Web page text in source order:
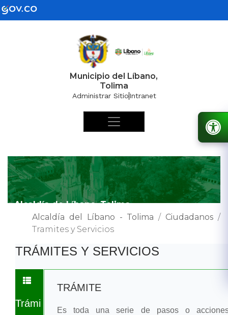
Municipio del Líbano,
Tolima
Administrar SitioIntranet
Alcaldía de Líbano, Tolima
Alcaldía del Líbano - Tolima / Ciudadanos /
Tramites y Servicios
​TR​ÁMITES Y SERVICIOS
Trámi
TRÁMITE
Es toda una serie de pasos o